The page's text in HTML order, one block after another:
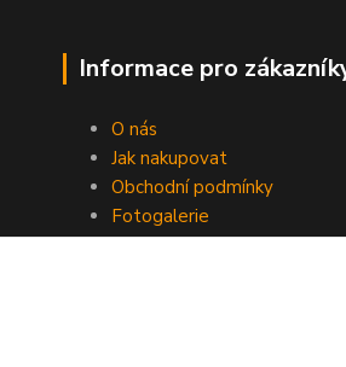
Informace pro
O nás
Jak nakupovat
Obchodní podmínky
Fotogalerie
Kontakty